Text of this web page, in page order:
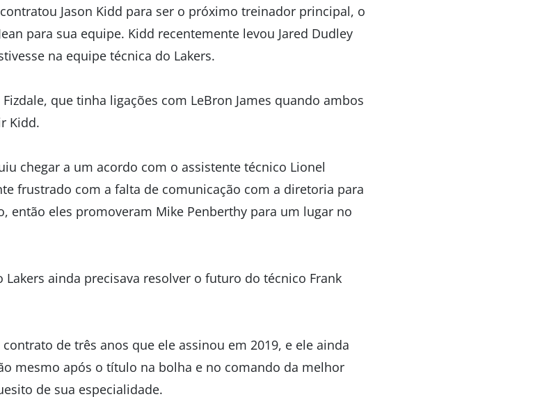
Jason Kidd para ser o próximo treinador principal, o
para sua equipe. Kidd recentemente levou Jared Dudley
na equipe técnica do Lakers.
que tinha ligações com LeBron James quando ambos
Kidd.
chegar a um acordo com o assistente técnico Lionel
frustrado com a falta de comunicação com a diretoria para
então eles promoveram Mike Penberthy para um lugar no
ainda precisava resolver o futuro do técnico Frank
de três anos que ele assinou em 2019, e ele ainda
mesmo após o título na bolha e no comando da melhor
de sua especialidade.